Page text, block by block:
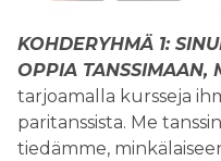
KOHDERYHMÄ 1:
OPPIA TANSSIMAAN,
tarjoamalla kursseja
paritanssista. Me
tiedämme,